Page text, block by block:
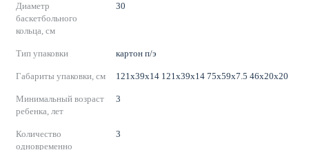
Диаметр
баскетбольного
кольца, см
30
Тип упаковки картон п/э
Габариты упаковки, см 121х39х14 121х39х14 75х59х7.5 46х20х20
Минимальный возраст
ребенка, лет
3
Количество
одновременно
3